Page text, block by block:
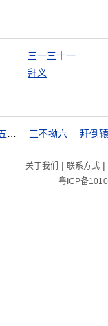
三一三十一
拜义
三不拗六 拜倒
关于我们 | 联系方式|
粤ICP备